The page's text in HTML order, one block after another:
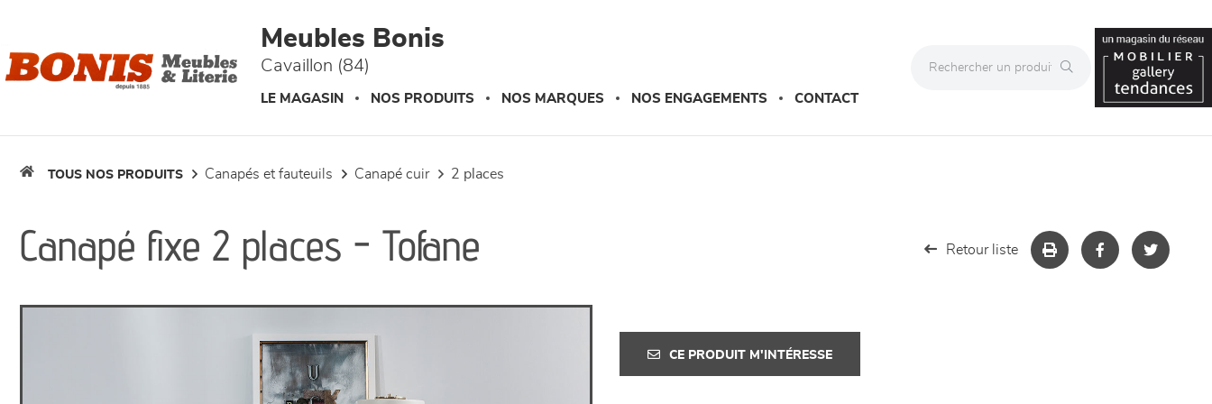
Meubles Bonis
Cavaillon (84)
LE MAGASIN NOS PRODUITS NOS MARQUES NOS ENGAGEMENTS CONTACT
TOUS NOS PRODUITS canapés et fauteuils canapé cuir 2 places
Canapé fixe 2 places - Tofane Retour liste
CE PRODUIT M'INTÉRESSE